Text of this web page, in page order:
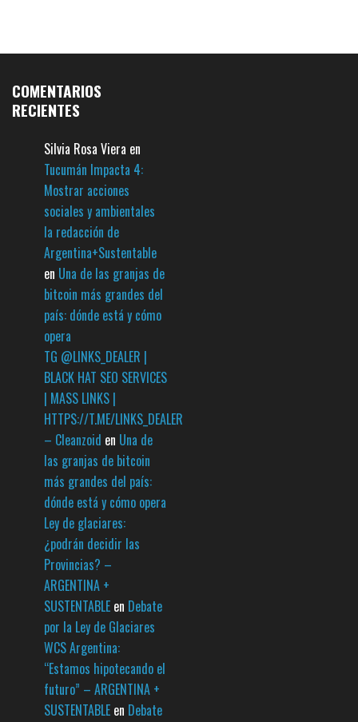
COMENTARIOS
RECIENTES
Silvia Rosa Viera en
Tucumán Impacta 4:
Mostrar acciones
sociales y ambientales
la redacción de
Argentina+Sustentable
en Una de las granjas de
bitcoin más grandes del
país: dónde está y cómo
opera
TG @LINKS_DEALER |
BLACK HAT SEO SERVICES
| MASS LINKS |
HTTPS://T.ME/LINKS_DEALER
– Cleanzoid en Una de
las granjas de bitcoin
más grandes del país:
dónde está y cómo opera
Ley de glaciares:
¿podrán decidir las
Provincias? –
ARGENTINA +
SUSTENTABLE en Debate
por la Ley de Glaciares
WCS Argentina:
“Estamos hipotecando el
futuro” – ARGENTINA +
SUSTENTABLE en Debate